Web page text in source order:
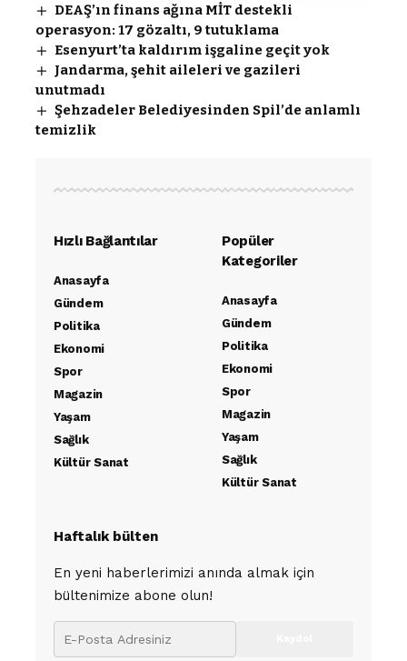
DEAŞ’ın finans ağına MİT destekli
operasyon: 17 gözaltı, 9 tutuklama
Esenyurt’ta kaldırım işgaline geçit yok
Jandarma, şehit aileleri ve gazileri
unutmadı
Şehzadeler Belediyesinden Spil’de anlamlı
temizlik
Hızlı Bağlantılar
Anasayfa
Gündem
Politika
Ekonomi
Spor
Magazin
Yaşam
Sağlık
Kültür Sanat
Popüler
Kategoriler
Anasayfa
Gündem
Politika
Ekonomi
Spor
Magazin
Yaşam
Sağlık
Kültür Sanat
Haftalık bülten
En yeni haberlerimizi anında almak için
bültenimize abone olun!